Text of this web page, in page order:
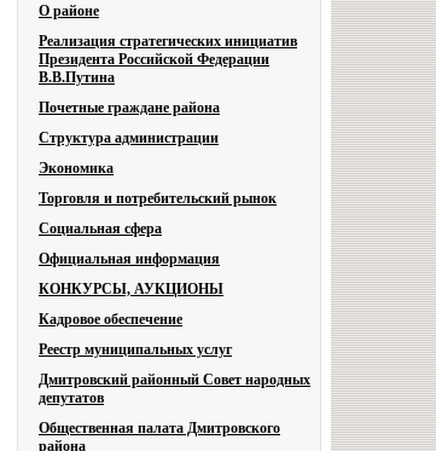
О районе
Реализация стратегических инициатив
Президента Российской Федерации
В.В.Путина
Почетные граждане района
Структура администрации
Экономика
Торговля и потребительский рынок
Социальная сфера
Официальная информация
КОНКУРСЫ, АУКЦИОНЫ
Кадровое обеспечение
Реестр муниципальных услуг
Дмитровский районный Совет народных
депутатов
Общественная палата Дмитровского
района